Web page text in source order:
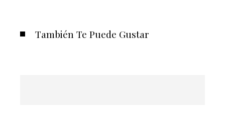
También Te Puede Gustar